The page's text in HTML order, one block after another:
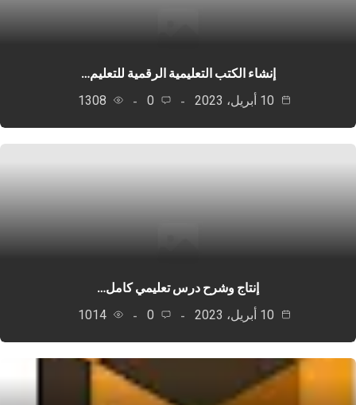
إنشاء الكتب التعليمية الرقمية للتعليم…
0
1308
إنتاج وشرح درس تعليمي كامل…
0
1014